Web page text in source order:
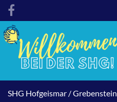
SHG Hofgeismar / Grebenstein